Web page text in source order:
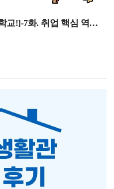
수를 합산하여 산출하기
인해보시기 바랍니다.성적
할 수 있으니 확인 후 이의
년 7월 2일 목요일 오후
과 학기성적조회 및 성적표
요일 오후 3시부터이며 이
적을 확인할 수 있습니다.한
많으셨고 기간 내에 꼭
니다.7월 3일 1학기 성적
성적 마감일입니다. 성적
[아는 만큼 보인다! 백석대학교!]-7화. 취업 핵심 역량 UP! NCS 문제풀이 멘토링]